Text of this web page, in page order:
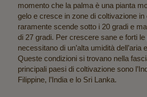
momento che la palma è una pianta
gelo e cresce in zone di coltivazione
raramente scende sotto i 20 gradi e
di 27 gradi. Per crescere sane e forti
necessitano di un’alta umidità dell’aria
Queste condizioni si trovano nella
principali paesi di coltivazione sono
Filippine, l’India e lo Sri Lanka.